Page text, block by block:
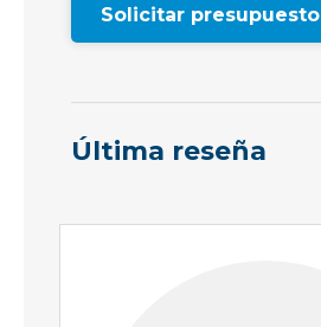
Solicitar presupuesto
Última reseña